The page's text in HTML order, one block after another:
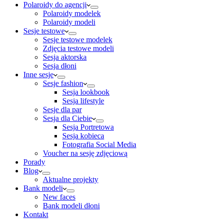
Polaroidy do agencji
Polaroidy modelek
Polaroidy modeli
Sesje testowe
Sesje testowe modelek
Zdjęcia testowe modeli
Sesja aktorska
Sesja dłoni
Inne sesje
Sesje fashion
Sesja lookbook
Sesja lifestyle
Sesje dla par
Sesja dla Ciebie
Sesja Portretowa
Sesja kobieca
Fotografia Social Media
Voucher na sesję zdjęciową
Porady
Blog
Aktualne projekty
Bank modeli
New faces
Bank modeli dłoni
Kontakt